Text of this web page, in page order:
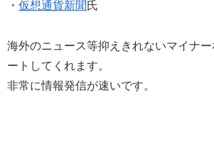
・ 仮想通貨新聞 氏
海外のニュース等抑えきれないマイナ
ートしてくれます。
非常に情報発信が速いです。